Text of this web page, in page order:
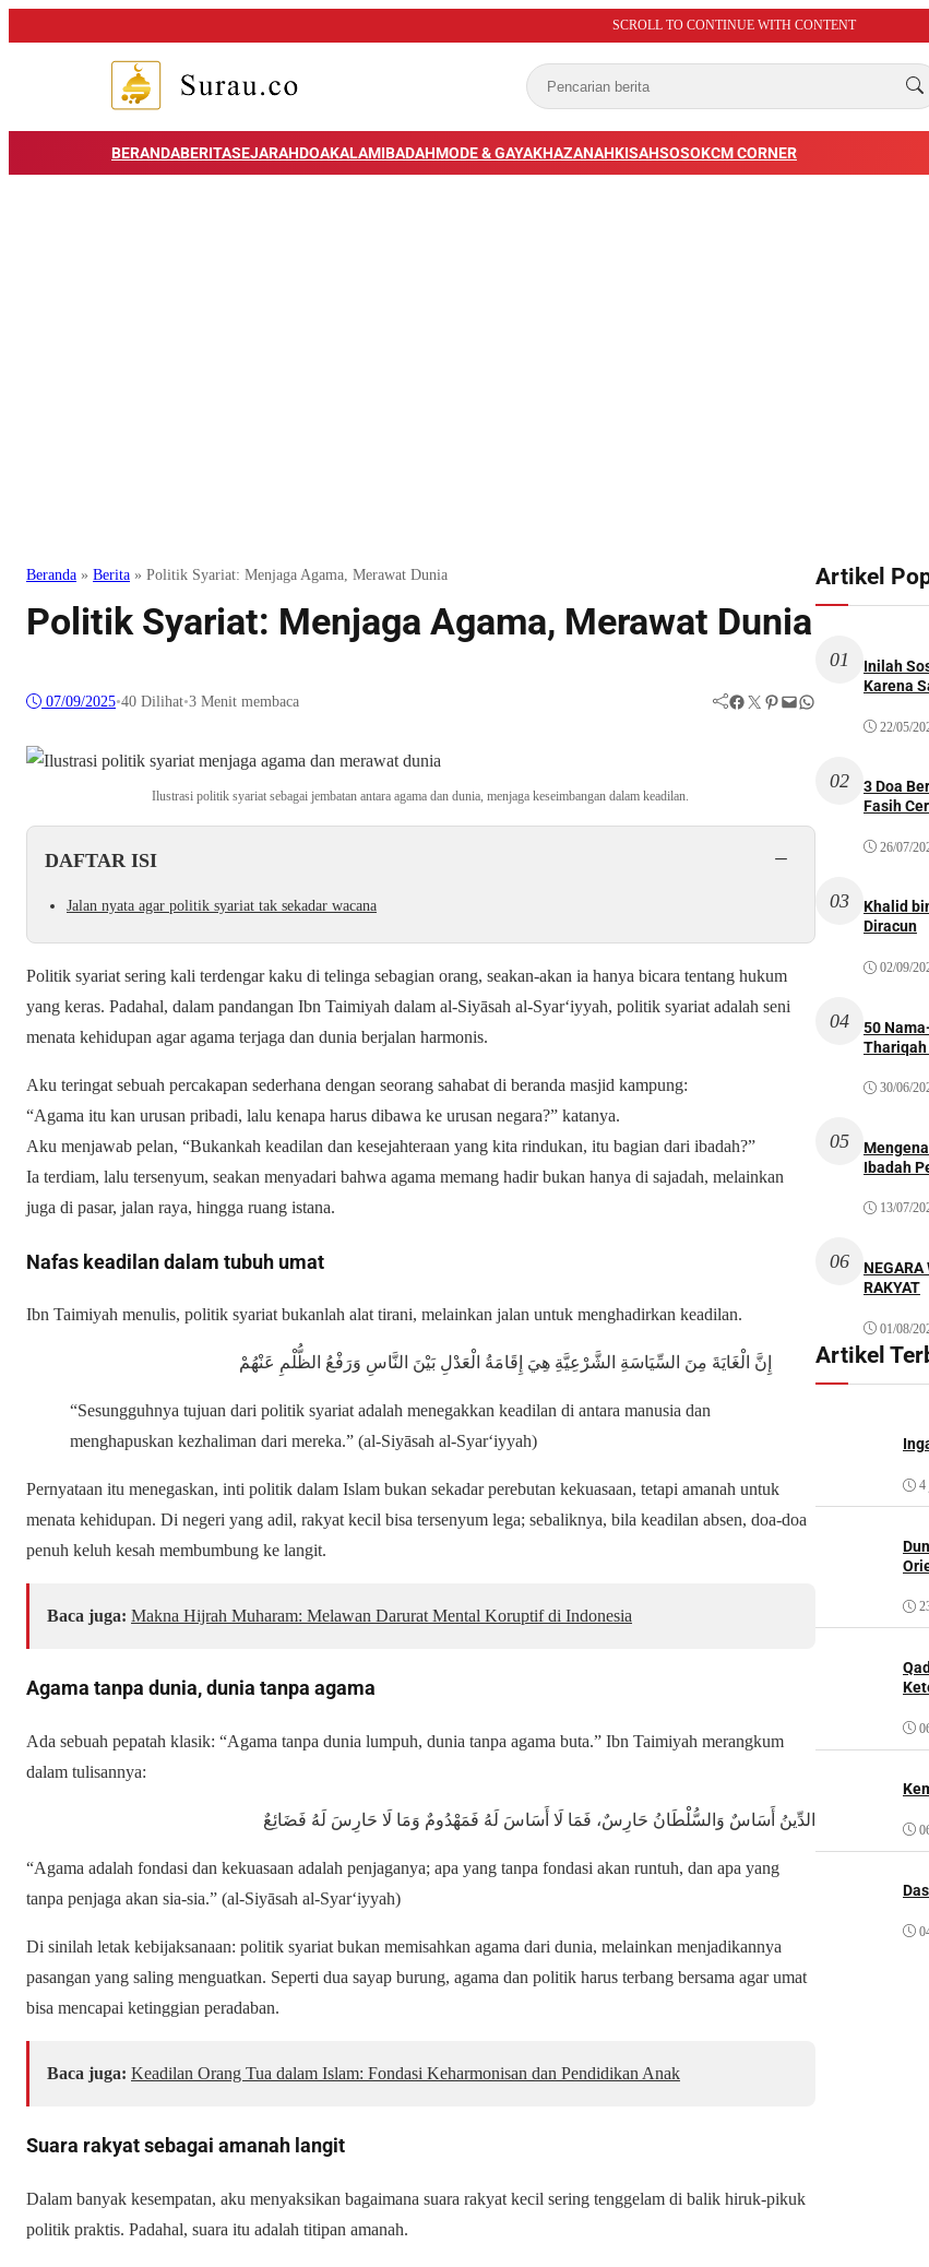
SCROLL TO CONTINUE WITH CONTENT
BERANDABERITASEJARAHDOAKALAMIBADAHMODE & GAYAKHAZANAHKISAHSOSOKCM CORNER
Beranda » Berita » Politik Syariat: Menjaga Agama, Merawat Dunia
Politik Syariat: Menjaga Agama, Merawat Dunia
07/09/2025•40 Dilihat•3 Menit membaca Facebook Twitter Pinterest Mail WhatsApp
Ilustrasi politik syariat sebagai jembatan antara agama dan dunia, menjaga keseimbangan dalam keadilan.
DAFTAR ISI −
Jalan nyata agar politik syariat tak sekadar wacana
Politik syariat sering kali terdengar kaku di telinga sebagian orang, seakan-akan ia hanya bicara tentang hukum
yang keras. Padahal, dalam pandangan Ibn Taimiyah dalam al-Siyāsah al-Syar‘iyyah, politik syariat adalah seni
menata kehidupan agar agama terjaga dan dunia berjalan harmonis.
Aku teringat sebuah percakapan sederhana dengan seorang sahabat di beranda masjid kampung:
“Agama itu kan urusan pribadi, lalu kenapa harus dibawa ke urusan negara?” katanya.
Aku menjawab pelan, “Bukankah keadilan dan kesejahteraan yang kita rindukan, itu bagian dari ibadah?”
Ia terdiam, lalu tersenyum, seakan menyadari bahwa agama memang hadir bukan hanya di sajadah, melainkan
juga di pasar, jalan raya, hingga ruang istana.
Nafas keadilan dalam tubuh umat
Ibn Taimiyah menulis, politik syariat bukanlah alat tirani, melainkan jalan untuk menghadirkan keadilan.
إِنَّ الْغَايَةَ مِنَ السِّيَاسَةِ الشَّرْعِيَّةِ هِيَ إِقَامَةُ الْعَدْلِ بَيْنَ النَّاسِ وَرَفْعُ الظُّلْمِ عَنْهُمْ
“Sesungguhnya tujuan dari politik syariat adalah menegakkan keadilan di antara manusia dan
menghapuskan kezhaliman dari mereka.” (al-Siyāsah al-Syar‘iyyah)
Pernyataan itu menegaskan, inti politik dalam Islam bukan sekadar perebutan kekuasaan, tetapi amanah untuk
menata kehidupan. Di negeri yang adil, rakyat kecil bisa tersenyum lega; sebaliknya, bila keadilan absen, doa-doa
penuh keluh kesah membumbung ke langit.
Baca juga: Makna Hijrah Muharam: Melawan Darurat Mental Koruptif di Indonesia
Agama tanpa dunia, dunia tanpa agama
Ada sebuah pepatah klasik: “Agama tanpa dunia lumpuh, dunia tanpa agama buta.” Ibn Taimiyah merangkum
dalam tulisannya:
الدِّينُ أَسَاسٌ وَالسُّلْطَانُ حَارِسٌ، فَمَا لَا أَسَاسَ لَهُ فَمَهْدُومٌ وَمَا لَا حَارِسَ لَهُ فَضَائِعٌ
“Agama adalah fondasi dan kekuasaan adalah penjaganya; apa yang tanpa fondasi akan runtuh, dan apa yang
tanpa penjaga akan sia-sia.” (al-Siyāsah al-Syar‘iyyah)
Di sinilah letak kebijaksanaan: politik syariat bukan memisahkan agama dari dunia, melainkan menjadikannya
pasangan yang saling menguatkan. Seperti dua sayap burung, agama dan politik harus terbang bersama agar umat
bisa mencapai ketinggian peradaban.
Baca juga: Keadilan Orang Tua dalam Islam: Fondasi Keharmonisan dan Pendidikan Anak
Suara rakyat sebagai amanah langit
Dalam banyak kesempatan, aku menyaksikan bagaimana suara rakyat kecil sering tenggelam di balik hiruk-pikuk
politik praktis. Padahal, suara itu adalah titipan amanah.
Artikel
01
Inilah
Karena
22/05/
02
3 Doa
Fasih
26/07/
03
Khalid
Diracun
02/09/
04
50
Thariqah
30/06/
05
Ibadah
13/07/
06
NEGARA
RAKYAT
01/08/
Artikel
4